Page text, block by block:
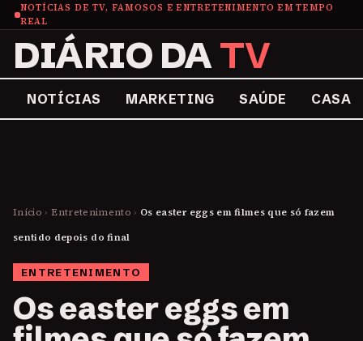
NOTÍCIAS DE TV, FAMOSOS E ENTRETENIMENTO EM TEMPO
REAL
DIÁRIO DATV
NOTÍCIAS MARKETING SAÚDE CASA
Início › Entretenimento › Os easter eggs em filmes que só fazem
sentido depois do final
ENTRETENIMENTO
Os easter eggs em